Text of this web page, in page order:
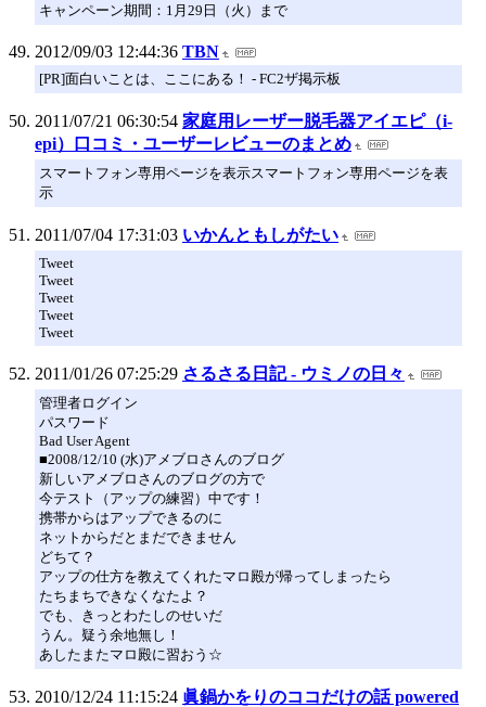
キャンペーン期間：1月29日（火）まで
2012/09/03 12:44:36 TBN
[PR]面白いことは、ここにある！ - FC2ザ掲示板
2011/07/21 06:30:54 家庭用レーザー脱毛器アイエピ（i-
epi）口コミ・ユーザーレビューのまとめ
スマートフォン専用ページを表示スマートフォン専用ページを表
示
2011/07/04 17:31:03 いかんともしがたい
Tweet
Tweet
Tweet
Tweet
Tweet
2011/01/26 07:25:29 さるさる日記 - ウミノの日々
管理者ログイン
パスワード
Bad User Agent
■2008/12/10 (水)アメブロさんのブログ
新しいアメブロさんのブログの方で
今テスト（アップの練習）中です！
携帯からはアップできるのに
ネットからだとまだできません
どちて？
アップの仕方を教えてくれたマロ殿が帰ってしまったら
たちまちできなくなたよ？
でも、きっとわたしのせいだ
うん。疑う余地無し！
あしたまたマロ殿に習おう☆
2010/12/24 11:15:24 眞鍋かをりのココだけの話 powered